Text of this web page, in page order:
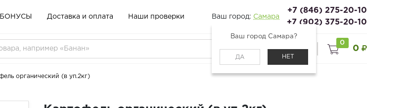
БОНУСЫ Доставка и оплата Наши проверки Ваш город: Самара
Ваш город Самара?
ДА НЕТ
+7 (846) 275-20-10
+7 (902) 375-20-10
0
0
органический (в уп.2кг)